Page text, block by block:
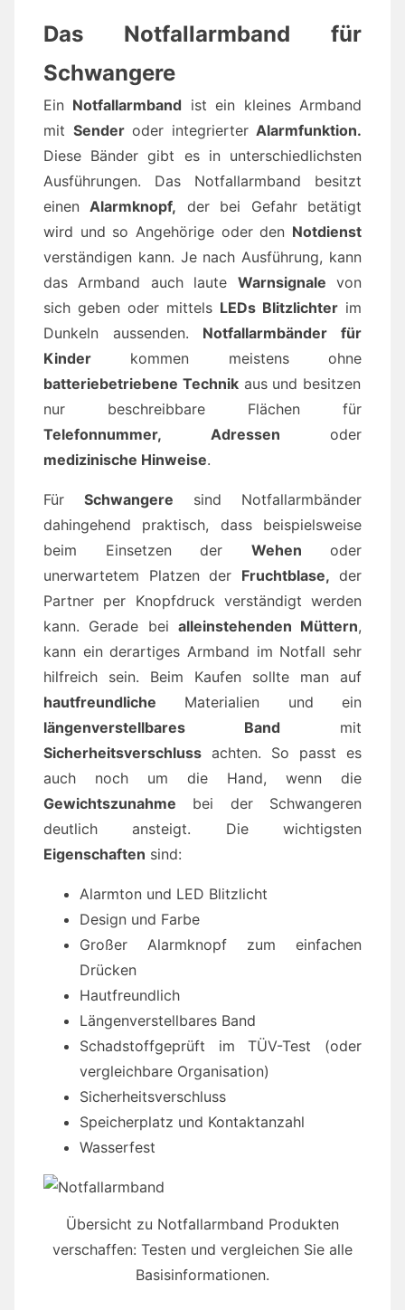
Das Notfallarmband für
Schwangere
Ein Notfallarmband ist ein kleines Armband
mit Senderoder integrierter Alarmfunktion.
Diese Bänder gibt es in unterschiedlichsten
Ausführungen. Das Notfallarmband besitzt
einenAlarmknopf, der bei Gefahr betätigt
wird und so Angehörige oder den Notdienst
verständigen kann. Je nach Ausführung, kann
das Armband auch laute Warnsignale von
sich geben oder mittels LEDs Blitzlichter im
Dunkeln aussenden. Notfallarmbänder für
Kinder kommen meistens ohne
batteriebetriebene Technikaus und besitzen
nur beschreibbare Flächen für
Telefonnummer, Adressen oder
medizinische Hinweise.
Für Schwangere sind Notfallarmbänder
dahingehend praktisch, dass beispielsweise
beim Einsetzen der Wehen oder
unerwartetem Platzen der Fruchtblase, der
Partner per Knopfdruck verständigt werden
kann. Gerade bei alleinstehenden Müttern,
kann ein derartiges Armband im Notfall sehr
hilfreich sein. Beim Kaufen sollte man auf
hautfreundliche Materialien und ein
längenverstellbares Band mit
Sicherheitsverschluss achten. So passt es
auch noch um die Hand, wenn die
Gewichtszunahme bei der Schwangeren
deutlich ansteigt. Die wichtigsten
Eigenschaften sind:
Alarmton und LED Blitzlicht
Design und Farbe
Großer Alarmknopf zum einfachen
Drücken
Hautfreundlich
Längenverstellbares Band
Schadstoffgeprüft im TÜV-Test (oder
vergleichbare Organisation)
Sicherheitsverschluss
Speicherplatz und Kontaktanzahl
Wasserfest
Übersicht zu Notfallarmband Produkten
verschaffen: Testen und vergleichen Sie alle
Basisinformationen.